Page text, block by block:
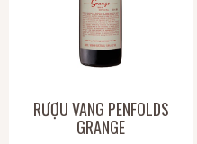
RƯỢU VANG PENFOLDS
GRANGE